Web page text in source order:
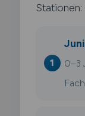
Stationen:
0–3